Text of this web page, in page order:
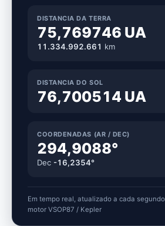
DISTANCIA DA TERRA
75,769746 UA
11.334.992.678 km
DISTANCIA DO SOL
76,700514 UA
COORDENADAS (AR / DEC)
294,9088°
Dec -16,2354°
Em tempo real, atualizado a cada
motor VSOP87 / Kepler